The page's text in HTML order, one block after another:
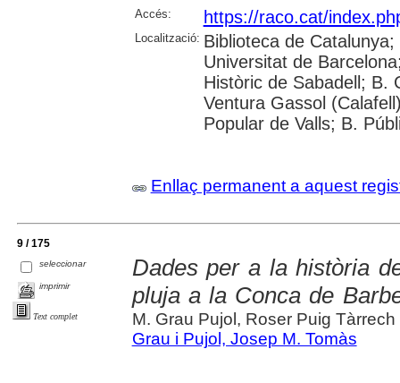
Accés: https://raco.cat/
Localització: Biblioteca de
Universitat de
Històric de Sabadell; B.
Ventura Gassol
Popular de Valls; B.
Enllaç permanent a aquest
9 / 175
seleccionar
imprimir
Text complet
Dades per a la història
pluja a la Conca de
M. Grau Pujol, Roser Puig Tàrrech
Grau i Pujol, Josep M. Tomàs